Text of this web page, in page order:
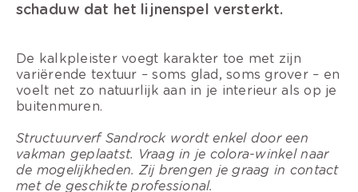
schaduw dat het lijnenspel versterkt.
De kalkpleister voegt karakter toe met zijn
variërende textuur – soms glad, soms grover – en
voelt net zo natuurlijk aan in je interieur als op je
buitenmuren.
Structuurverf Sandrock wordt enkel door een
vakman geplaatst. Vraag in je colora-winkel naar
de mogelijkheden. Zij brengen je graag in contact
met de geschikte professional.